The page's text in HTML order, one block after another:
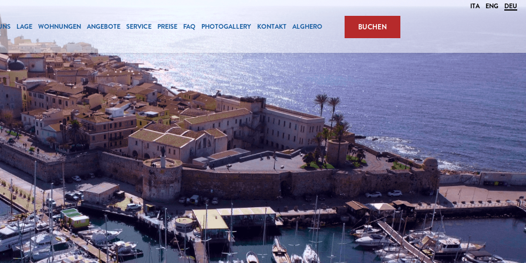
LAGE WOHNUNGEN ANGEBOTE SERVICE PREISE FAQ PHOTOGALLERY KONTAKT ALGHERO BUCHEN
ITA ENG DEU